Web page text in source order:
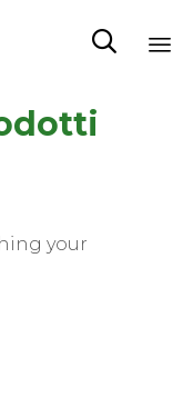

your